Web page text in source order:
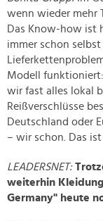
wenn wieder mehr
Das Know-how ist
immer schon
Modell
wir fast alles lokal
Reißverschlüsse
Deutschland oder
– wir schon. Das
LEADERSNET:
weiterhin
Germany" heute